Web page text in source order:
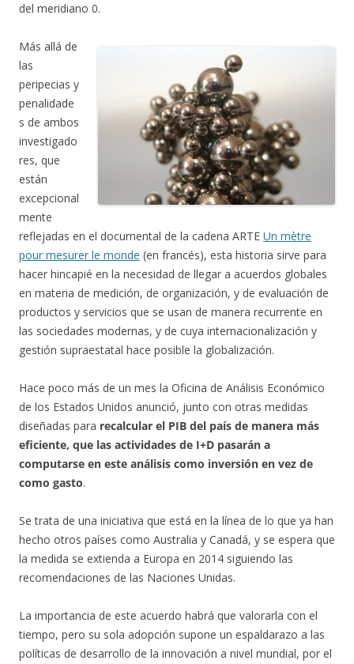
del meridiano 0.
Más allá de
las
peripecias y
penalidade
s de ambos
investigado
res, que
están
excepcional
mente
reflejadas en el documental de la cadena ARTE Un mètre
pour mesurer le monde (en francés), esta historia sirve para
hacer hincapié en la necesidad de llegar a acuerdos globales
en materia de medición, de organización, y de evaluación de
productos y servicios que se usan de manera recurrente en
las sociedades modernas, y de cuya internacionalización y
gestión supraestatal hace posible la globalización.
Hace poco más de un mes la Oficina de Análisis Económico
de los Estados Unidos anunció, junto con otras medidas
diseñadas para recalcular el PIB del país de manera más
eficiente, que las actividades de I+D pasarán a
computarse en este análisis como inversión en vez de
como gasto.
Se trata de una iniciativa que está en la línea de lo que ya han
hecho otros países como Australia y Canadá, y se espera que
la medida se extienda a Europa en 2014 siguiendo las
recomendaciones de las Naciones Unidas.
La importancia de este acuerdo habrá que valorarla con el
tiempo, pero su sola adopción supone un espaldarazo a las
políticas de desarrollo de la innovación a nivel mundial, por el